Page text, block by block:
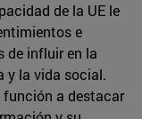
de la UE le
e
de influir en la
y la vida social.
función a destacar